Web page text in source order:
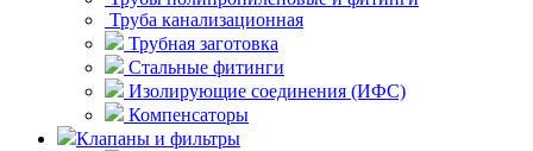
Труба канализационная
Трубная заготовка
Стальные фитинги
Изолирующие соединения (ИФС)
Компенсаторы
Клапаны и фильтры